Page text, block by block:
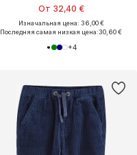
От 32,40 €
Изначальная цена: 36,00 €
Последняя самая низкая цена:30,60 €
+4